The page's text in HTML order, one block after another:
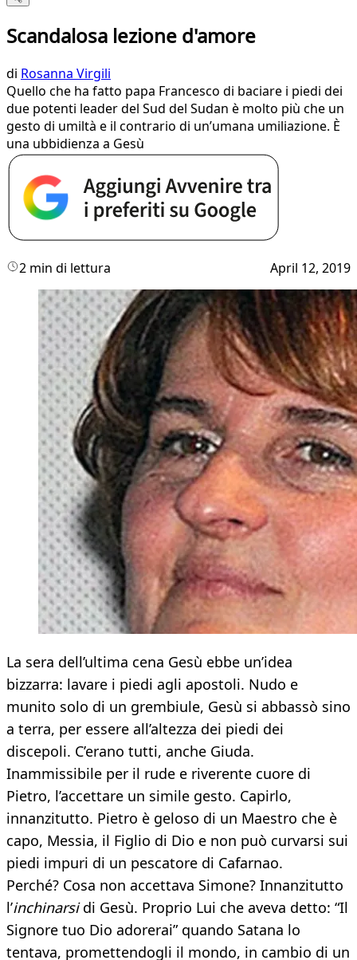
Scandalosa lezione d'amore
di Rosanna Virgili
Quello che ha fatto papa Francesco di baciare i piedi dei
due potenti leader del Sud del Sudan è molto più che un
gesto di umiltà e il contrario di un’umana umiliazione. È
una ubbidienza a Gesù
2 min di lettura April 12, 2019
La sera dell’ultima cena Gesù ebbe un’idea
bizzarra: lavare i piedi agli apostoli. Nudo e
munito solo di un grembiule, Gesù si abbassò sino
a terra, per essere all’altezza dei piedi dei
discepoli. C’erano tutti, anche Giuda.
Inammissibile per il rude e riverente cuore di
Pietro, l’accettare un simile gesto. Capirlo,
innanzitutto. Pietro è geloso di un Maestro che è
capo, Messia, il Figlio di Dio e non può curvarsi sui
piedi impuri di un pescatore di Cafarnao.
Perché? Cosa non accettava Simone? Innanzitutto
l’inchinarsidi Gesù. Proprio Lui che aveva detto: “Il
Signore tuo Dio adorerai” quando Satana lo
tentava, promettendogli il mondo, in cambio di un